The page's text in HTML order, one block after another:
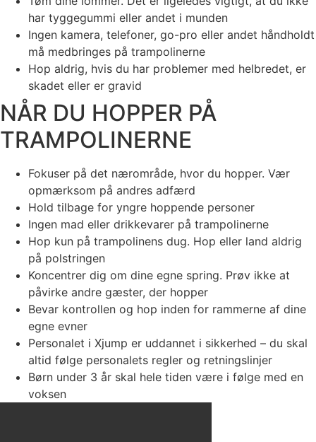
har tyggegummi eller andet i munden
Ingen kamera, telefoner, go-pro eller andet håndholdt
må medbringes på trampolinerne
Hop aldrig, hvis du har problemer med helbredet, er
skadet eller er gravid
NÅR DU HOPPER PÅ
TRAMPOLINERNE
Fokuser på det nærområde, hvor du hopper. Vær
opmærksom på andres adfærd
Hold tilbage for yngre hoppende personer
Ingen mad eller drikkevarer på trampolinerne
Hop kun på trampolinens dug. Hop eller land aldrig
på polstringen
Koncentrer dig om dine egne spring. Prøv ikke at
påvirke andre gæster, der hopper
Bevar kontrollen og hop inden for rammerne af dine
egne evner
Personalet i Xjump er uddannet i sikkerhed – du skal
altid følge personalets regler og retningslinjer
Børn under 3 år skal hele tiden være i følge med en
voksen